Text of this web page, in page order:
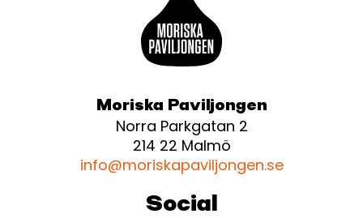
Moriska Paviljongen
Norra Parkgatan 2
214 22 Malmö
info@moriskapaviljongen.se
Social